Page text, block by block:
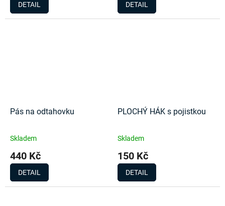
DETAIL DETAIL
Pás na odtahovku
Skladem
440 Kč
DETAIL
PLOCHÝ HÁK s pojistkou
Skladem
150 Kč
DETAIL